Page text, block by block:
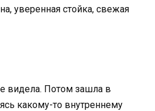
уверенная стойка, свежая
видела. Потом зашла в
какому-то внутреннему